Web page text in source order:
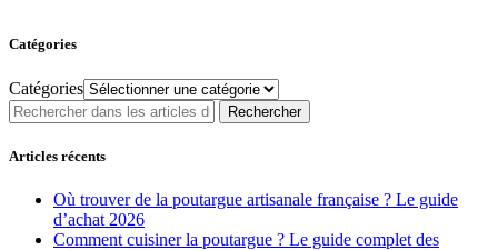
Catégories
Catégories
Rechercher
Articles récents
Où trouver de la poutargue artisanale française ? Le guide
d’achat 2026
Comment cuisiner la poutargue ? Le guide complet des